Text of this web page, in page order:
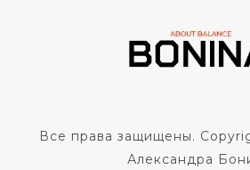
Все права защищены.
Александра